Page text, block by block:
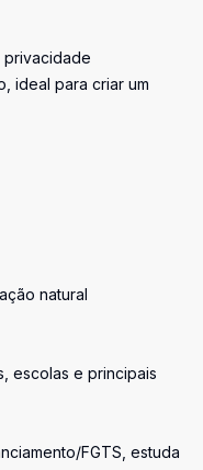
privacidade
ideal para criar um
natural
escolas e principais
FGTS, estuda